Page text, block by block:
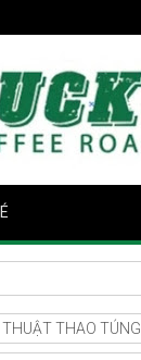
THUẬT THAO TÚNG